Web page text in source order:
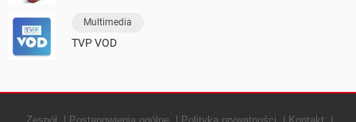
Multimedia
TVP VOD